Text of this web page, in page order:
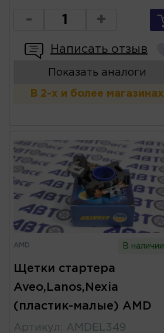
- +
Написать отзыв
Показать аналоги
В 2-х и более магазинах
AMD В наличии
Щетки стартера
Aveo,Lanos,Nexia
(пластик-малые) AMD
Артикул : AMDEL349